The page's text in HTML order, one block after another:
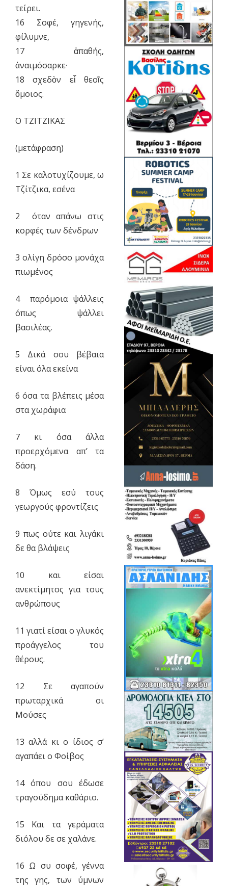
τείρει.
16 Σοφέ, γηγενής,
φίλυμνε,
17 ἀπαθής,
ἀναιμόσαρκε·
18 σχεδὸν εἶ θεοῖς
ὅμοιος.
Ο ΤΖΙΤΖΙΚΑΣ
(μετάφραση)
1 Σε καλοτυχίζουμε, ω
Τζίτζικα, εσένα
2 όταν απάνω στις
κορφές των δένδρων
3 ολίγη δρόσο μονάχα
πιωμένος
4 παρόμοια ψάλλεις
όπως ψάλλει
βασιλέας.
5 Δικά σου βέβαια
είναι όλα εκείνα
6 όσα τα βλέπεις μέσα
στα χωράφια
7 κι όσα άλλα
προερχόμενα απ’ τα
δάση.
8 Όμως εσύ τους
γεωργούς φροντίζεις
9 πως ούτε και λιγάκι
δε θα βλάψεις
10 και είσαι
ανεκτίμητος για τους
ανθρώπους
11 γιατί είσαι ο γλυκός
προάγγελος του
θέρους.
12 Σε αγαπούν
πρωταρχικά οι
Μούσες
13 αλλά κι ο ίδιος σ’
αγαπάει ο Φοίβος
14 όπου σου έδωσε
τραγούδημα καθάριο.
15 Και τα γεράματα
διόλου δε σε χαλάνε.
16 Ω συ σοφέ, γέννα
της γης, των ύμνων